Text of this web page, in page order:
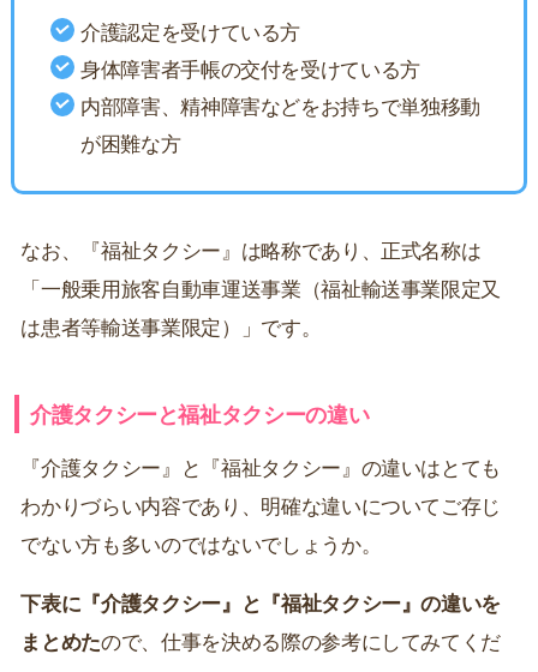
介護認定を受けている方
身体障害者手帳の交付を受けている方
内部障害、精神障害などをお持ちで単独移動
が困難な方
なお、『福祉タクシー』は略称であり、正式名称は
「一般乗用旅客自動車運送事業（福祉輸送事業限定又
は患者等輸送事業限定）」です。
介護タクシーと福祉タクシーの違い
『介護タクシー』と『福祉タクシー』の違いはとても
わかりづらい内容であり、明確な違いについてご存じ
でない方も多いのではないでしょうか。
下表に『介護タクシー』と『福祉タクシー』の違いを
まとめたので、仕事を決める際の参考にしてみてくだ